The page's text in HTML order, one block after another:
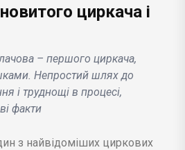
циркача і
– першого циркача,
Непростий шлях до
і труднощі в процесі,
факти
з найвідоміших циркових